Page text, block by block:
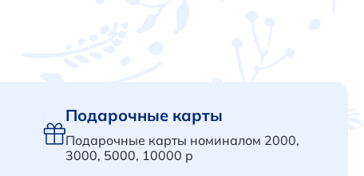
Подарочные карты
Подарочные карты номиналом 2000,
3000, 5000, 10000 р